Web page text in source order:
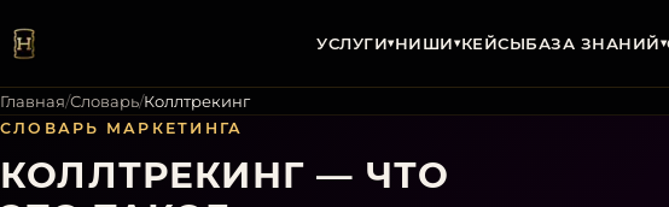
УСЛУГИ▾НИШИ▾КЕЙСЫБАЗА ЗНАНИЙ▾
Главная/Словарь/Коллтрекинг
СЛОВАРЬ МАРКЕТИНГА
КОЛЛТРЕКИНГ — ЧТО